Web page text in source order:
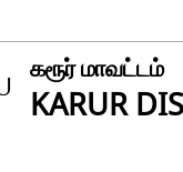
கரூர் மாவட்டம்
KARUR